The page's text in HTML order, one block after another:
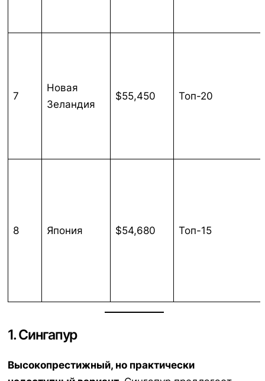
7
Новая
Зеландия
$55,450 Топ-20
8 Япония $54,680 Топ-15
1. Сингапур
Высокопрестижный, но практически